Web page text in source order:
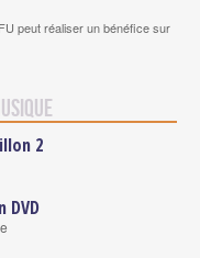
peut réaliser un bénéfice sur
2